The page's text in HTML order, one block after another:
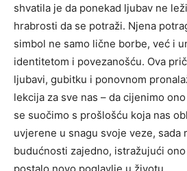
shvatila je da ponekad ljubav ne
hrabrosti da se potraži. Njena
simbol ne samo lične borbe, već i
identitetom i povezanošću. Ova
ljubavi, gubitku i ponovnom
lekcija za sve nas – da cijenimo
se suočimo s prošlošću koja nas
uvjerene u snagu svoje veze, sada
budućnosti zajedno, istražujući